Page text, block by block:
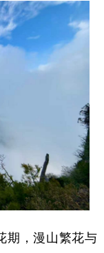
湖南
西藏
，漫山繁花与